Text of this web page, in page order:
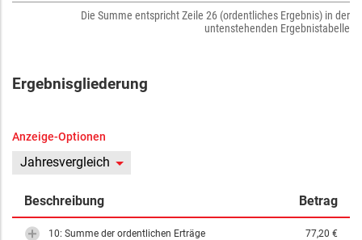
Die Summe entspricht Zeile 26 (ordentliches Ergebnis) in der
untenstehenden Ergebnistabelle
Ergebnisgliederung
Anzeige-Optionen
Jahresvergleich
Beschreibung Betrag
10: Summe der ordentlichen Erträge 77,20 €